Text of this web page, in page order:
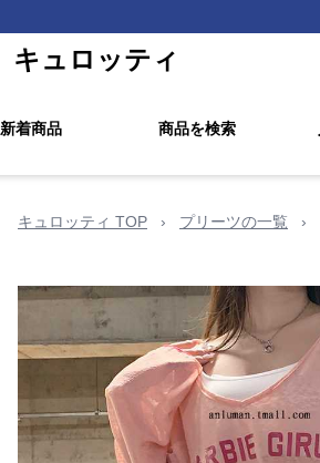
キュロッティ
新着商品 商品を検索
キュロッティ TOP › プリーツの一覧 ›